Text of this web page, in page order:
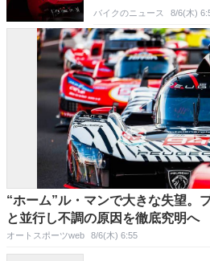
e：」中国で発表
バイクのニュース 8/6(木)
“ホーム”ル・マンで大きな失望。
と並行し不調の原因を徹底究明へ
オートスポーツweb 8/6(木) 6:55